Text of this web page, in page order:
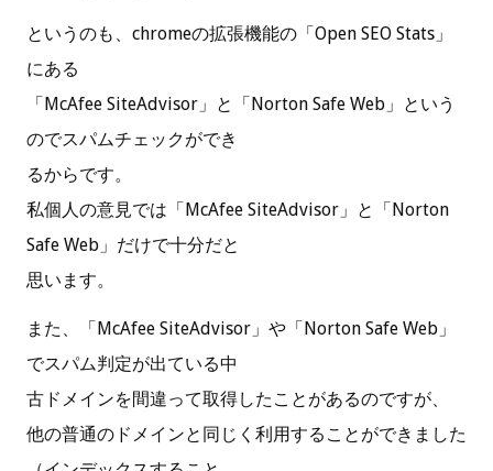
というのも、chromeの拡張機能の「Open SEO Stats」
にある
「McAfee SiteAdvisor」と「Norton Safe Web」という
のでスパムチェックができ
るからです。
私個人の意見では「McAfee SiteAdvisor」と「Norton
Safe Web」だけで十分だと
思います。
また、「McAfee SiteAdvisor」や「Norton Safe Web」
でスパム判定が出ている中
古ドメインを間違って取得したことがあるのですが、
他の普通のドメインと同じく利用することができました